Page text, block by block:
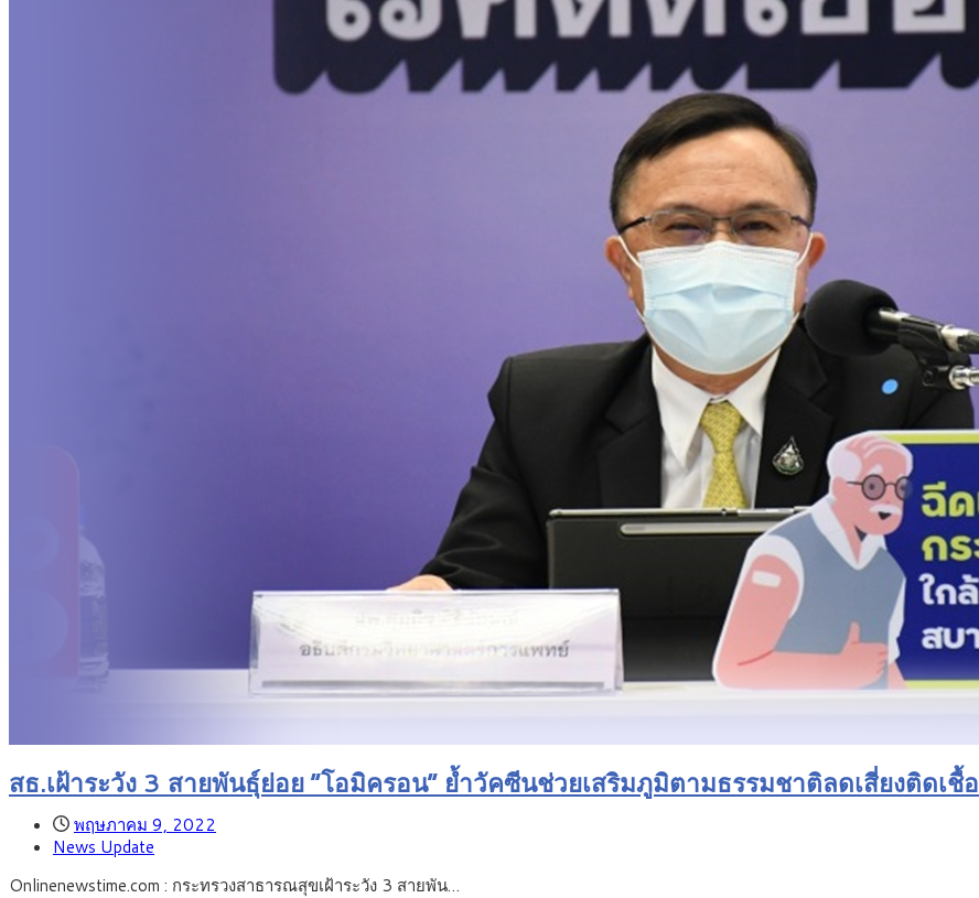
สธ.เฝ้าระวัง 3 สายพันธุ์ย่อย “โอมิครอน” ย้ำวัคซีนช่วยเสริมภูมิตามธรรมชาติลดเสี่ยงติดเชื้อ
พฤษภาคม 9, 2022
News Update
Onlinenewstime.com : กระทรวงสาธารณสุขเฝ้าระวัง 3 สายพัน…